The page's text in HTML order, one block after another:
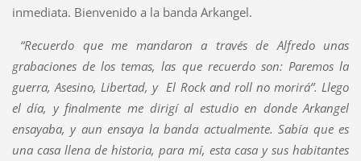
inmediata. Bienvenido a la banda Arkangel.
“Recuerdo que me mandaron a través de Alfredo unas
grabaciones de los temas, las que recuerdo son: Paremos la
guerra, Asesino, Libertad, y El Rock and roll no morirá”. Llego
el día, y finalmente me dirigí al estudio en donde Arkangel
ensayaba, y aun ensaya la banda actualmente. Sabía que es
una casa llena de historia, para mí, esta casa y sus habitantes